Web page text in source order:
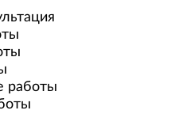
работы